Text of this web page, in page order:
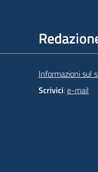
Informazioni sul
Scrivici:e-mail